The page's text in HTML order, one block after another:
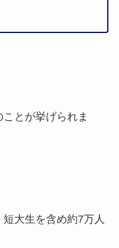
とが挙げられま
大生を含め約7万人